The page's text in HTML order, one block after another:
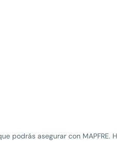
podrás asegurar con MAPFRE.